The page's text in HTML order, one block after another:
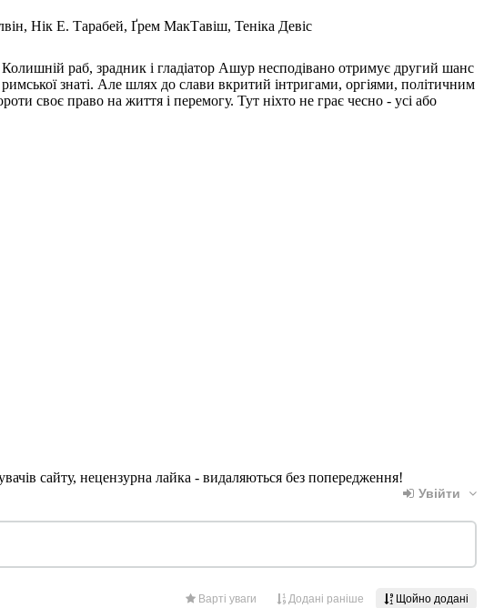
Нік Е. Тарабей, Ґрем МакТавіш, Теніка Девіс
раб, зрадник і гладіатор Ашур несподівано отримує другий шанс
знаті. Але шлях до слави вкритий інтригами, оргіями, політичним
своє право на життя і перемогу. Тут ніхто не грає чесно - усі або
сайту, нецензурна лайка - видаляються без попередження!